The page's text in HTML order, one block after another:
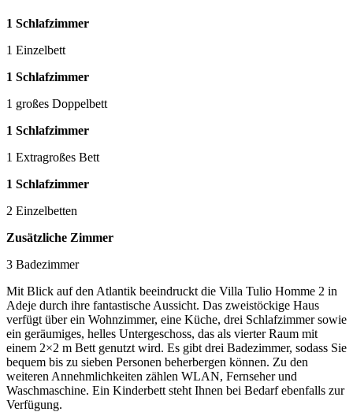
1 Schlafzimmer
1 Einzelbett
1 Schlafzimmer
1 großes Doppelbett
1 Schlafzimmer
1 Extragroßes Bett
1 Schlafzimmer
2 Einzelbetten
Zusätzliche Zimmer
3 Badezimmer
Mit Blick auf den Atlantik beeindruckt die Villa Tulio Homme 2 in
Adeje durch ihre fantastische Aussicht. Das zweistöckige Haus
verfügt über ein Wohnzimmer, eine Küche, drei Schlafzimmer sowie
ein geräumiges, helles Untergeschoss, das als vierter Raum mit
einem 2×2 m Bett genutzt wird. Es gibt drei Badezimmer, sodass Sie
bequem bis zu sieben Personen beherbergen können. Zu den
weiteren Annehmlichkeiten zählen WLAN, Fernseher und
Waschmaschine. Ein Kinderbett steht Ihnen bei Bedarf ebenfalls zur
Verfügung.